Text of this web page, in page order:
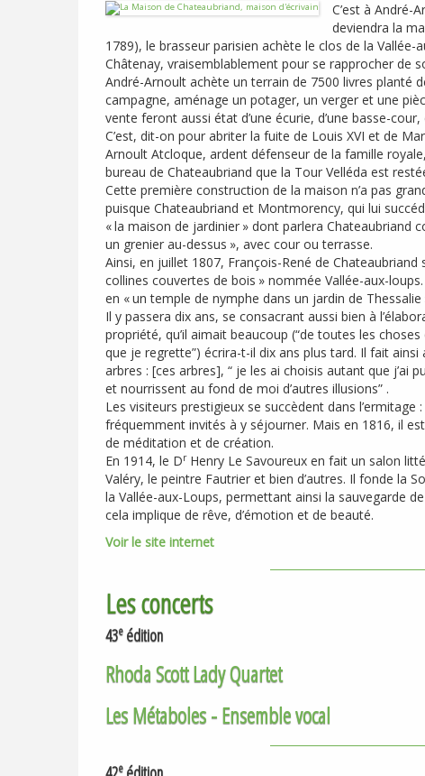
C’est à André-
deviendra la
1789), le brasseur parisien achète le clos de la Vallée-
Châtenay, vraisemblablement pour se rapprocher de
André-Arnoult achète un terrain de 7500 livres planté
campagne, aménage un potager, un verger et une
vente feront aussi état d’une écurie, d’une basse-cour,
C’est, dit-on pour abriter la fuite de Louis XVI et de
Arnoult Atcloque, ardent défenseur de la famille
bureau de Chateaubriand que la Tour Velléda est
Cette première construction de la maison n’a pas
puisque Chateaubriand et Montmorency, qui lui
«la maison de jardinier » dont parlera Chateaubriand
un grenier au-dessus », avec cour ou terrasse.
Ainsi, en juillet 1807, François-René de Chateaubriand
collines couvertes de bois » nommée Vallée-aux-
en «un temple de nymphe dans un jardin de Thessalie
Il y passera dix ans, se consacrant aussi bien à
propriété, qu’il aimait beaucoup (“de toutes les
que je regrette”) écrira-t-il dix ans plus tard. Il fait
arbres : [ces arbres], “ je les ai choisis autant que j’ai
et nourrissent au fond de moi d’autres illusions” .
Les visiteurs prestigieux se succèdent dans
fréquemment invités à y séjourner. Mais en 1816, il
de méditation et de création.
En 1914, le DrHenry Le Savoureux en fait un salon
Valéry, le peintre Fautrier et bien d’autres. Il fonde la
la Vallée-aux-Loups, permettant ainsi la sauvegarde
cela implique de rêve, d’émotion et de beauté.
Voir le site internet
Les concerts
43e édition
Rhoda Scott Lady Quartet
Les Métaboles - Ensemble vocal
e